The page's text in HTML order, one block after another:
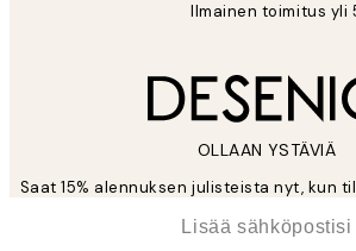
Ilmainen toimitus yli
OLLAAN YSTÄVIÄ
Saat 15% alennuksen julisteista nyt, kun